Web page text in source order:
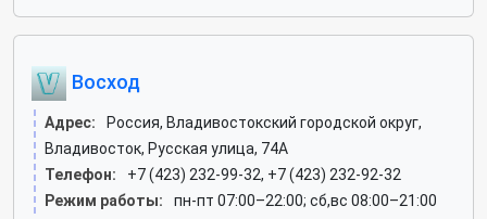
Восход
Адрес:
Россия, Владивостокский городской округ,
Владивосток, Русская улица, 74А
Телефон:
+7 (423) 232-99-32, +7 (423) 232-92-32
Режим работы:
пн-пт 07:00–22:00; сб,вс 08:00–21:00